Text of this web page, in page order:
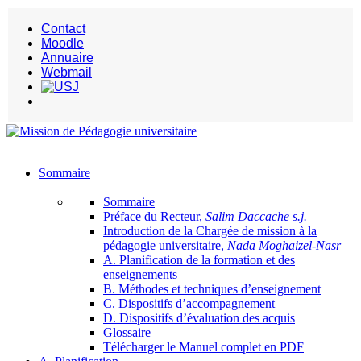
Contact
Moodle
Annuaire
Webmail
Sommaire
Sommaire
Préface du Recteur, Salim Daccache s.j.
Introduction de la Chargée de mission à la
pédagogie universitaire, Nada Moghaizel-Nasr
A. Planification de la formation et des
enseignements
B. Méthodes et techniques d’enseignement
C. Dispositifs d’accompagnement
D. Dispositifs d’évaluation des acquis
Glossaire
Télécharger le Manuel complet en PDF